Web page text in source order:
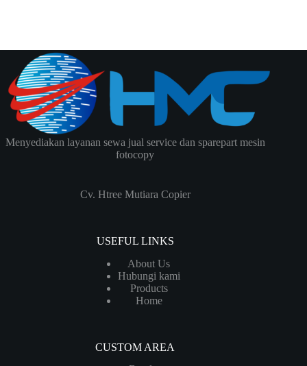
Menyediakan layanan sewa jual service dan sparepart mesin
fotocopy
Cv. Htree Mutiara Copier
USEFUL LINKS
About Us
Hubungi kami
Products
Home
CUSTOM AREA